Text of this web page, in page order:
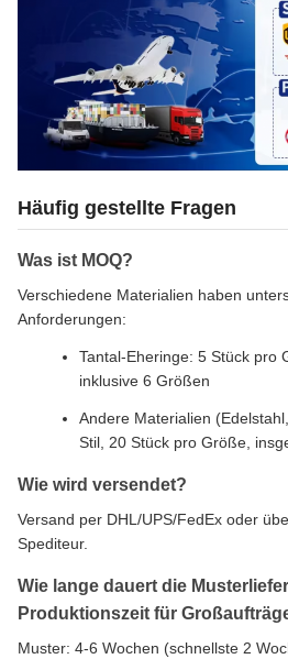
Häufig gestellte Fragen
Was ist MOQ?
Verschiedene Materialien haben
Anforderungen:
Tantal-Eheringe: 5 Stück pro
inklusive 6 Größen
Andere Materialien
Stil, 20 Stück pro Größe,
Wie wird versendet?
Versand per DHL/UPS/FedEx oder
Spediteur.
Wie lange dauert die
Produktionszeit für
Muster: 4-6 Wochen (schnellste 2